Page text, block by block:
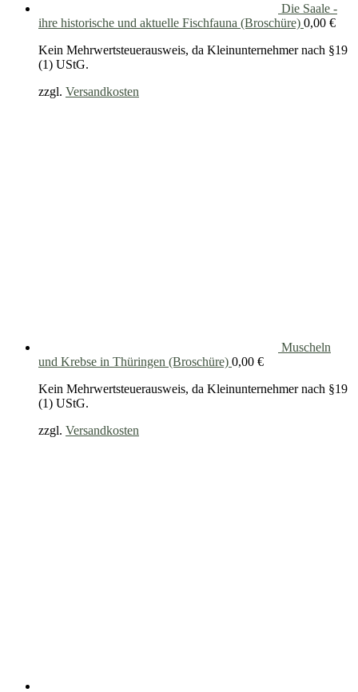
Die Saale -
ihre historische und aktuelle Fischfauna (Broschüre) 0,00 €
Kein Mehrwertsteuerausweis, da Kleinunternehmer nach §19
(1) UStG.
zzgl. Versandkosten
Muscheln
und Krebse in Thüringen (Broschüre) 0,00 €
Kein Mehrwertsteuerausweis, da Kleinunternehmer nach §19
(1) UStG.
zzgl. Versandkosten